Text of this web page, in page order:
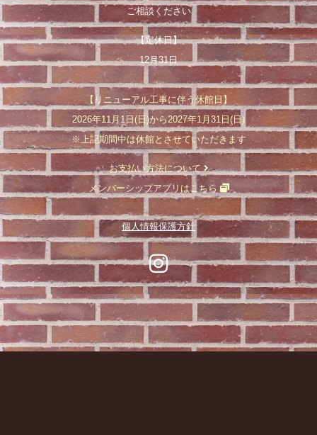
ご相談ください
【定休日】
12月31日
【リニューアル工事に伴う休館日】
2026年11月1日(日)から2027年1月31日(日)
※上記期間中は休館とさせていただきます
お支払い方法について
メンバーシップアプリはこちら
個人情報保護方針